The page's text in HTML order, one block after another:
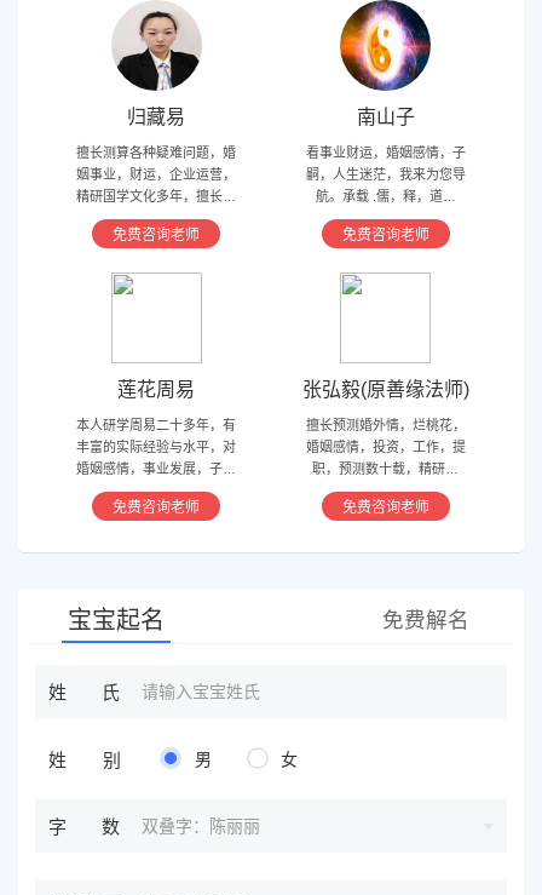
归藏易
擅长测算各种疑难问题，婚
姻事业，财运，企业运营，
精研国学文化多年，擅长归
藏易，盲派占卜，太乙，河
洛卦，紫薇，奇门遁甲等多
免费咨询老师
南山子
看事业财运，婚姻感情，子
嗣，人生迷茫，我来为您导
航。承载 .儒，释，道文
化，研究易经多年，精通八
字，六爻，奇门遁甲。
免费咨询老师
莲花周易
本人研学周易二十多年，有
丰富的实际经验与水平，对
婚姻感情，事业发展，子嗣
香火等方面指引慈航 ，现
在预测指导擅长紫微星斗，
导方案，欢迎有缘人。
免费咨询老师
张弘毅(原善缘法师)
擅长预测婚外情，烂桃花，
婚姻感情，投资，工作，提
职，预测数十载，精研国
学，擅长铁板、太乙，一掌
经，八宫连山易，盲派八字
免费咨询老师
宝宝起名 免费解名
姓氏
姓别 男 女
字数 双叠字：陈丽丽